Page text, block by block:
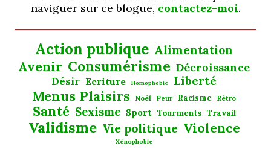
naviguer sur ce blogue, contactez-moi.
Action publique Alimentation
Avenir Consumérisme Décroissance
Désir Ecriture Homophobie Liberté
Menus Plaisirs Noël Peur Racisme Rétro
Santé Sexisme Sport Tourments Travail
Validisme Vie politique Violence
Xénophobie